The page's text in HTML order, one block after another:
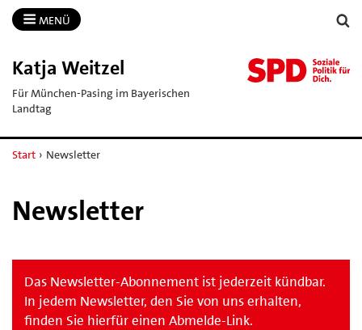
MENÜ
Katja Weitzel
Für München-Pasing im Bayerischen
Landtag
Start › Newsletter
Newsletter
Das Newsletter-Abonnement ist jederzeit kündbar.
In jedem Newsletter, den Sie von uns erhalten,
finden Sie hierfür einen Abmelde-Link.